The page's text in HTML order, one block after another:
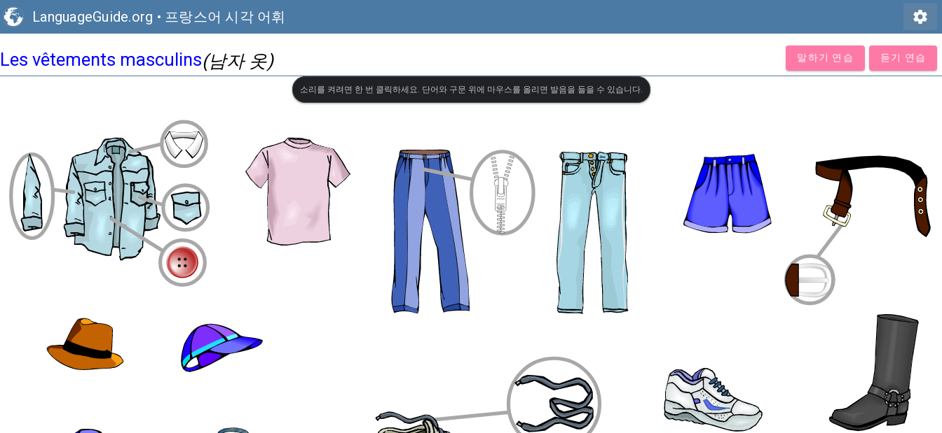
LanguageGuide.org • 프랑스어 시각 어휘 settings
Les vêtements masculins(남자 옷) 말하기 연습 듣기 연습
소리를 켜려면 한 번 클릭하세요. 단어와 구문 위에 마우스를 올리면 발음을 들을 수 있습니다.